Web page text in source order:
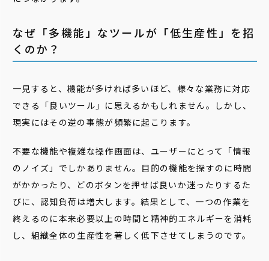
なぜ「多機能」なツールが「低生産性」を招
くのか？
一見すると、機能が多ければ多いほど、様々な業務に対応
できる「良いツール」に思えるかもしれません。しかし、
現実にはその逆の事態が頻繁に起こります。
不要な機能や複雑な操作画面は、ユーザーにとって「情報
のノイズ」でしかありません。目的の機能を探すのに時間
がかかったり、どのボタンを押せば良いか迷ったりするた
びに、認知負荷は増大します。結果として、一つの作業を
終えるのに本来必要以上の時間と精神的エネルギーを消耗
し、組織全体の生産性を著しく低下させてしまうのです。